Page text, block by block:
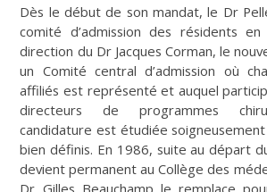
Dès le début de son mandat, le Dr
comité d’admission des résidents
direction du Dr Jacques Corman, le
un Comité central d’admission où
affiliés est représenté et auquel
directeurs de programmes
candidature est étudiée
bien définis. En 1986, suite au départ
devient permanent au Collège des
Dr Gilles Beauchamp le remplace